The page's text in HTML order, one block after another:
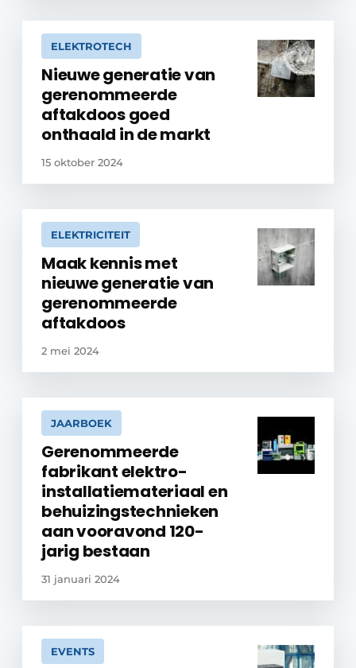
ELEKTROTECH
Nieuwe generatie van
gerenommeerde
aftakdoos goed
onthaald in de markt
15 oktober 2024
ELEKTRICITEIT
Maak kennis met
nieuwe generatie van
gerenommeerde
aftakdoos
2 mei 2024
JAARBOEK
Gerenommeerde
fabrikant elektro-
installatiemateriaal en
behuizingstechnieken
aan vooravond 120-
jarig bestaan
31 januari 2024
EVENTS